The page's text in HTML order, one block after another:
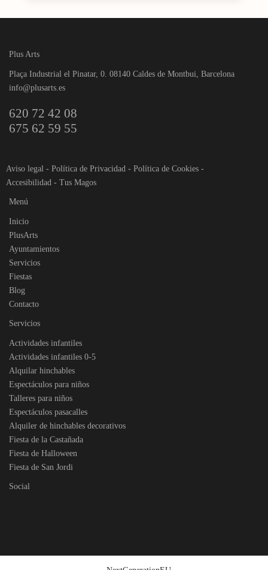
Plus Arts
Plaça Industrial el Pinatar, 0. 08140 Caldes de Montbui, Barcelona
info@plusarts.es
620 72 42 08
675 62 59 55
Aviso legal - Política de Privacidad - Política de Cookies -
Accesibilidad - Tus Magos
Menú
Inicio
PlusArts
Ayuntamientos
Servicios
Fiestas
Blog
Contacto
Servicios
Actividades infantiles
Actividades infantiles 0-5
Alquilar hinchables
Espectáculos para niños
Talleres para niños
Espectáculos pasacalles
Alquiler de hinchables decorativos
Fiesta de la Castañada
Fiesta de Halloween
Fiesta de San Jordi
Social